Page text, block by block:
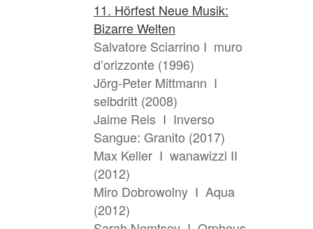
11. Hörfest Neue Musik:
Bizarre Welten
Salvatore Sciarrino I muro
d’orizzonte (1996)
Jörg-Peter Mittmann I
selbdritt (2008)
Jaime Reis I Inverso
Sangue: Granito (2017)
Max Keller I wanawizzi II
(2012)
Miro Dobrowolny I Aqua
(2012)